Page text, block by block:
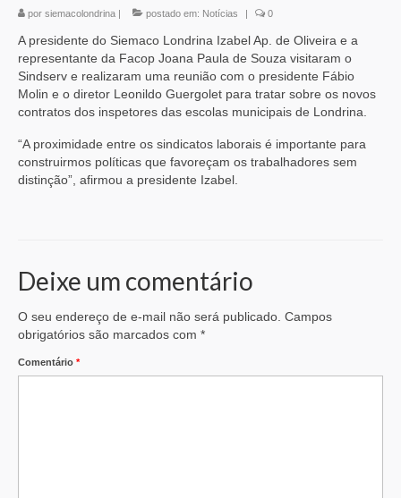
por siemacolondrina | postado em: Notícias | 0
A presidente do Siemaco Londrina Izabel Ap. de Oliveira e a
representante da Facop Joana Paula de Souza visitaram o
Sindserv e realizaram uma reunião com o presidente Fábio
Molin e o diretor Leonildo Guergolet para tratar sobre os novos
contratos dos inspetores das escolas municipais de Londrina.
“A proximidade entre os sindicatos laborais é importante para
construirmos políticas que favoreçam os trabalhadores sem
distinção”, afirmou a presidente Izabel.
Deixe um comentário
O seu endereço de e-mail não será publicado. Campos
obrigatórios são marcados com *
Comentário *